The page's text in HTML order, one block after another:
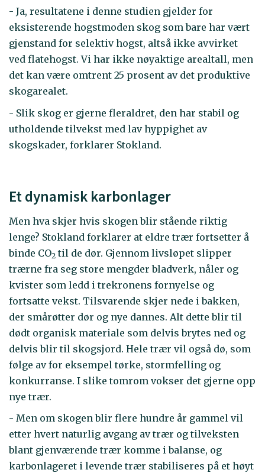
- Ja, resultatene i denne studien gjelder for
eksisterende hogstmoden skog som bare har vært
gjenstand for selektiv hogst, altså ikke avvirket
ved flatehogst. Vi har ikke nøyaktige arealtall, men
det kan være omtrent 25 prosent av det produktive
skogarealet.
- Slik skog er gjerne fleraldret, den har stabil og
utholdende tilvekst med lav hyppighet av
skogskader, forklarer Stokland.
Et dynamisk karbonlager
Men hva skjer hvis skogen blir stående riktig
lenge? Stokland forklarer at eldre trær fortsetter å
binde CO2 til de dør. Gjennom livsløpet slipper
trærne fra seg store mengder bladverk, nåler og
kvister som ledd i trekronens fornyelse og
fortsatte vekst. Tilsvarende skjer nede i bakken,
der smårøtter dør og nye dannes. Alt dette blir til
dødt organisk materiale som delvis brytes ned og
delvis blir til skogsjord. Hele trær vil også dø, som
følge av for eksempel tørke, stormfelling og
konkurranse. I slike tomrom vokser det gjerne opp
nye trær.
- Men om skogen blir flere hundre år gammel vil
etter hvert naturlig avgang av trær og tilveksten
blant gjenværende trær komme i balanse, og
karbonlageret i levende trær stabiliseres på et høyt